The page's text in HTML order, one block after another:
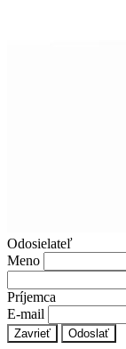
Odosielateľ
Meno
Príjemca
E-mail
Zavrieť Odoslať